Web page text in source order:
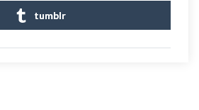
tumblr